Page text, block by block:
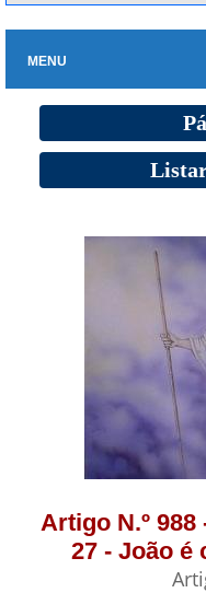
MENU
Artigo N.º 988
27 - João é